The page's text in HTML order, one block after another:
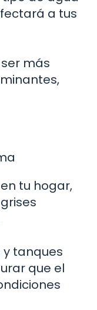
a tus
más
tu hogar,
y tanques
que el